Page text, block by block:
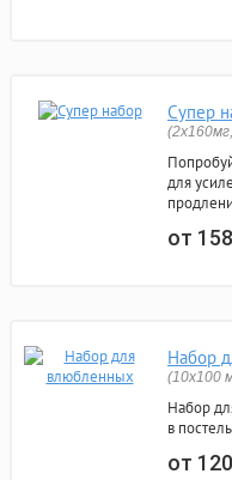
Супер
для
от
Набор
(10х100
Набор
в
от